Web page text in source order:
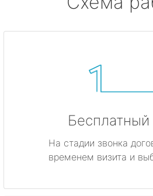
На стадии звонка
временем визита и